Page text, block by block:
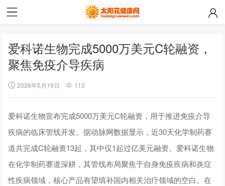
爱科诺生物完成5000万美元C轮融资，
聚焦免疫介导疾病
2026年5月19日 113
爱科诺生物宣布完成5000万美元C轮融资，用于推进免疫介导
疾病的临床管线开发。据动脉网数据显示，近30天化学制药赛
道共完成C轮融资13起，其中仅1起过亿美元融资。爱科诺生物
在化学制药赛道深耕，其管线布局聚焦于自身免疫疾病和炎症
性疾病领域，核心产品有望填补国内相关治疗领域的空白。在